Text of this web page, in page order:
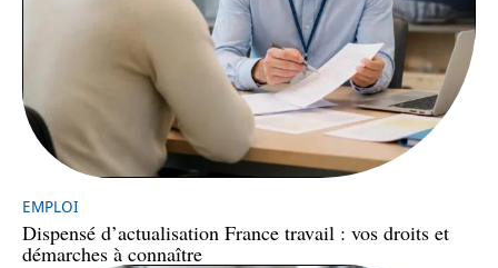
EMPLOI
Dispensé d’actualisation France travail : vos droits et
démarches à connaître